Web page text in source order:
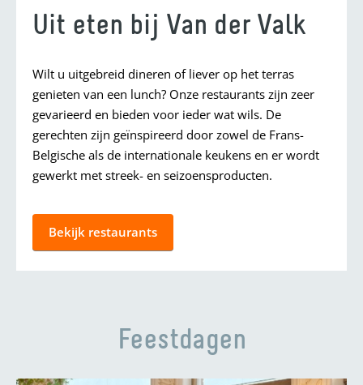
Uit eten bij Van der Valk
Wilt u uitgebreid dineren of liever op het terras
genieten van een lunch? Onze restaurants zijn zeer
gevarieerd en bieden voor ieder wat wils. De
gerechten zijn geïnspireerd door zowel de Frans-
Belgische als de internationale keukens en er wordt
gewerkt met streek- en seizoensproducten.
Bekijk restaurants
Feestdagen